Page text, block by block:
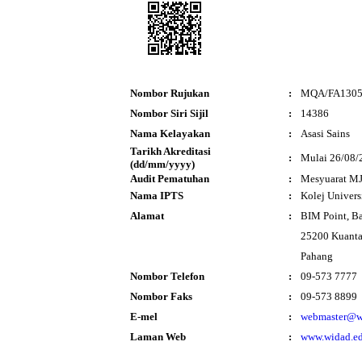
Nombor Rujukan :
MQA/FA1305
Nombor Siri Sijil
:
14386
Nama Kelayakan
:
Asasi Sains
Tarikh Akreditasi
(dd/mm/yyyy)
:
Mulai 26/08/
Audit Pematuhan
:
Mesyuarat
Nama IPTS
:
Kolej
Alamat
:
BIM Point,
25200
Pahang
Nombor Telefon
:
09-573 7777
Nombor Faks
:
09-573 8899
E-mel
:
Laman Web
: